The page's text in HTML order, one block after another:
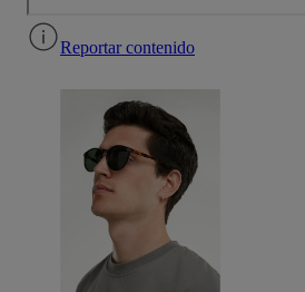
Reportar contenido